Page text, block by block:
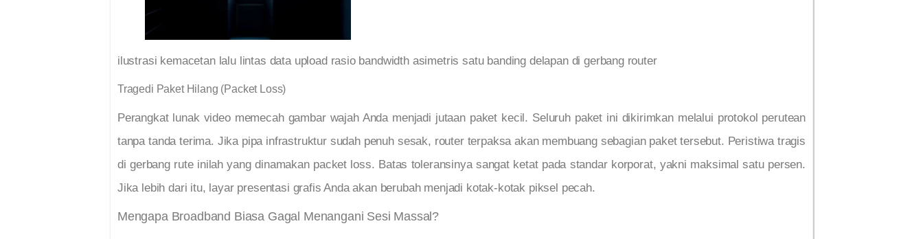
ilustrasi kemacetan lalu lintas data upload rasio bandwidth asimetris satu banding delapan di gerbang router
Tragedi Paket Hilang (Packet Loss)
Perangkat lunak video memecah gambar wajah Anda menjadi jutaan paket kecil. Seluruh paket ini dikirimkan melalui protokol perutean
tanpa tanda terima. Jika pipa infrastruktur sudah penuh sesak, router terpaksa akan membuang sebagian paket tersebut. Peristiwa tragis
di gerbang rute inilah yang dinamakan packet loss. Batas toleransinya sangat ketat pada standar korporat, yakni maksimal satu persen.
Jika lebih dari itu, layar presentasi grafis Anda akan berubah menjadi kotak-kotak piksel pecah.
Mengapa Broadband Biasa Gagal Menangani Sesi Massal?